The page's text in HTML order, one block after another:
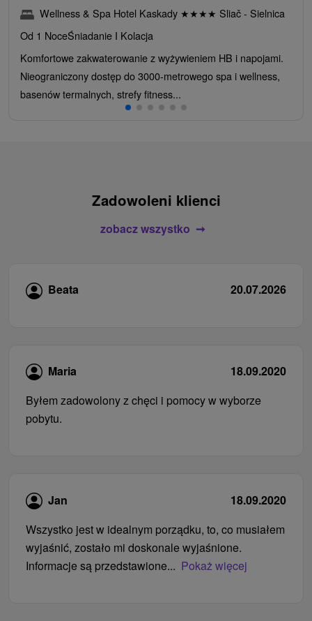
Wellness & Spa Hotel Kaskady ★★★★ Sliač - Sielnica
Od 1 NoceŚniadanie I Kolacja
Komfortowe zakwaterowanie z wyżywieniem HB i napojami.
Nieograniczony dostęp do 3000-metrowego spa i wellness,
basenów termalnych, strefy fitness...
Zadowoleni klienci
zobacz wszystko
Beata 20.07.2026
Maria
18.09.2020
Byłem zadowolony z chęci i pomocy w wyborze
pobytu.
Jan
18.09.2020
Wszystko jest w idealnym porządku, to, co musiałem
wyjaśnić, zostało mi doskonale wyjaśnione.
Informacje są przedstawione... Pokaż więcej